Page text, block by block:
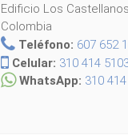
Edificio Los
Colombia
Teléfono: 607 652
Celular: 310 414
WhatsApp: 310